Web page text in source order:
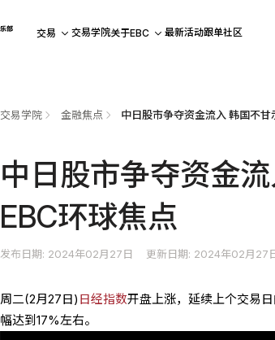
交易 交易学院关于EBC 最新活动跟单社区
交易学院 金融焦点
中日股市争夺资金
EBC环球焦点
发布日期: 2024年02月27日 更新日期: 2024年02月27
周二(2月27日) 日经指数开盘上涨，延续上个交易
幅达到17%左右。